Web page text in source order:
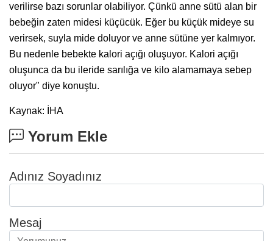
verilirse bazı sorunlar olabiliyor. Çünkü anne sütü alan bir
bebeğin zaten midesi küçücük. Eğer bu küçük mideye su
verirsek, suyla mide doluyor ve anne sütüne yer kalmıyor.
Bu nedenle bebekte kalori açığı oluşuyor. Kalori açığı
oluşunca da bu ileride sarılığa ve kilo alamamaya sebep
oluyor" diye konuştu.
Kaynak: İHA
Yorum Ekle
Adınız Soyadınız
Mesaj